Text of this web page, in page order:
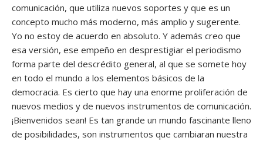
comunicación, que utiliza nuevos soportes y que es un
concepto mucho más moderno, más amplio y sugerente.
Yo no estoy de acuerdo en absoluto. Y además creo que
esa versión, ese empeño en desprestigiar el periodismo
forma parte del descrédito general, al que se somete hoy
en todo el mundo a los elementos básicos de la
democracia. Es cierto que hay una enorme proliferación de
nuevos medios y de nuevos instrumentos de comunicación.
¡Bienvenidos sean! Es tan grande un mundo fascinante lleno
de posibilidades, son instrumentos que cambiaran nuestra